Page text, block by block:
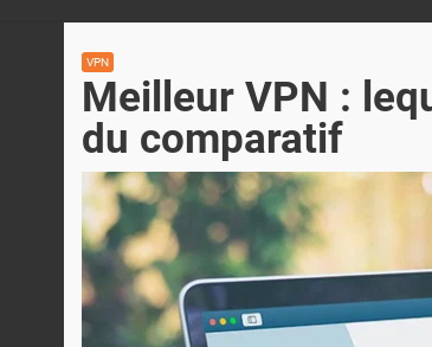
VPN
Meilleur VPN :
du comparatif